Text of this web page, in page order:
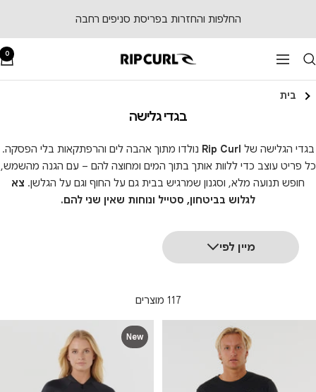
החלפות והחזרות בפריסת סניפים רחבה
ניווט RipCurl
0
בית
בגדי גלישה
בגדי הגלישה של Rip Curl נולדו מתוך אהבה לים והרפתקאות בלי הפסקה.
כל פריט עוצב כדי ללוות אותך בתוך המים ומחוצה להם – עם הגנה מהשמש,
חופש תנועה מלא, וסגנון שמרגיש בבית גם על החוף וגם על הגלשן. צא
לגלוש בביטחון, סטייל ונוחות שאין שני להם.
מיין לפי
117 מוצרים
New